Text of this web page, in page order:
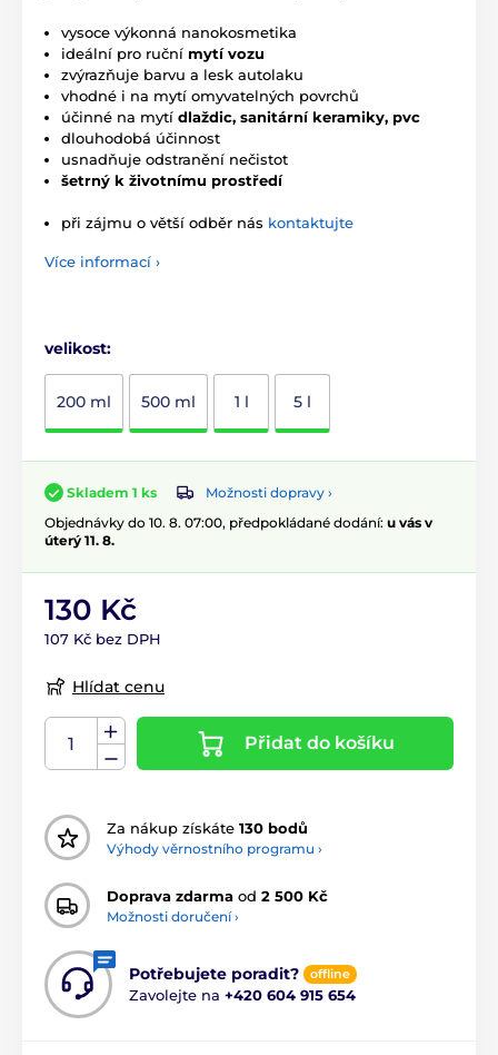
vysoce výkonná nanokosmetika
ideální pro ruční mytí vozu
zvýrazňuje barvu a lesk autolaku
vhodné i na mytí omyvatelných povrchů
účinné na mytí dlaždic, sanitární keramiky, pvc
dlouhodobá účinnost
usnadňuje odstranění nečistot
šetrný k životnímu prostředí
při zájmu o větší odběr nás kontaktujte
Více informací ›
velikost:
200 ml 500 ml 1 l 5 l
Skladem 1 ks
Možnosti dopravy ›
Objednávky do 10. 8. 07:00, předpokládané dodání: u vás v
úterý 11. 8.
130 Kč
107 Kč bez DPH
Hlídat cenu
Přidat do košíku
Za nákup získáte 130 bodů
Výhody věrnostního programu ›
Doprava zdarma od 2 500 Kč
Možnosti doručení ›
Potřebujete poradit? offline
Zavolejte na +420 604 915 654